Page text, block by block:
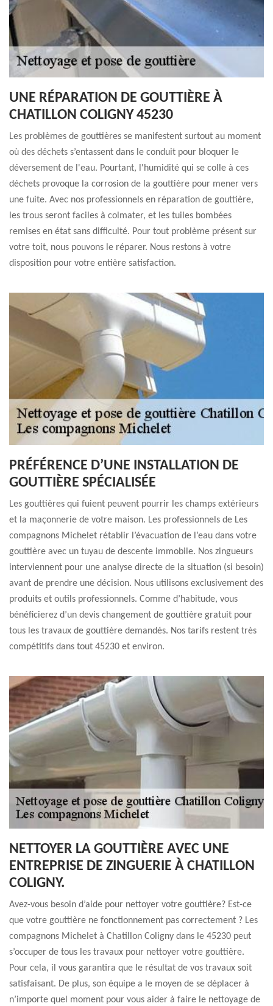
UNE RÉPARATION DE GOUTTIÈRE À
CHATILLON COLIGNY 45230
Les problèmes de gouttières se manifestent surtout au moment
où des déchets s’entassent dans le conduit pour bloquer le
déversement de l'eau. Pourtant, l'humidité qui se colle à ces
déchets provoque la corrosion de la gouttière pour mener vers
une fuite. Avec nos professionnels en réparation de gouttière,
les trous seront faciles à colmater, et les tuiles bombées
remises en état sans difficulté. Pour tout problème présent sur
votre toit, nous pouvons le réparer. Nous restons à votre
disposition pour votre entière satisfaction.
PRÉFÉRENCE D’UNE INSTALLATION DE
GOUTTIÈRE SPÉCIALISÉE
Les gouttières qui fuient peuvent pourrir les champs extérieurs
et la maçonnerie de votre maison. Les professionnels de Les
compagnons Michelet rétablir l’évacuation de l’eau dans votre
gouttière avec un tuyau de descente immobile. Nos zingueurs
interviennent pour une analyse directe de la situation (si besoin)
avant de prendre une décision. Nous utilisons exclusivement des
produits et outils professionnels. Comme d’habitude, vous
bénéficierez d’un devis changement de gouttière gratuit pour
tous les travaux de gouttière demandés. Nos tarifs restent très
compétitifs dans tout 45230 et environ.
NETTOYER LA GOUTTIÈRE AVEC UNE
ENTREPRISE DE ZINGUERIE À CHATILLON
COLIGNY.
Avez-vous besoin d’aide pour nettoyer votre gouttière? Est-ce
que votre gouttière ne fonctionnement pas correctement ? Les
compagnons Michelet à Chatillon Coligny dans le 45230 peut
s’occuper de tous les travaux pour nettoyer votre gouttière.
Pour cela, il vous garantira que le résultat de vos travaux soit
satisfaisant. De plus, son équipe a le moyen de se déplacer à
n’importe quel moment pour vous aider à faire le nettoyage de